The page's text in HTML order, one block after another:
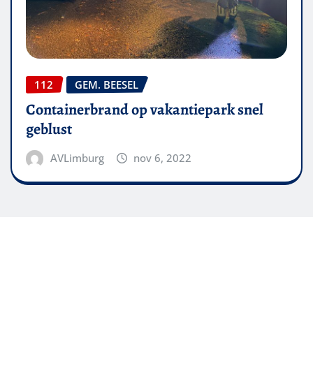
112 GEM. BEESEL
Containerbrand op vakantiepark snel
geblust
AVLimburg nov 6, 2022